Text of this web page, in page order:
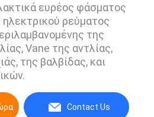
ευρέος φάσματος
ρεύματος
της
Vane της αντλίας,
της βαλβίδας, και
Contact Us